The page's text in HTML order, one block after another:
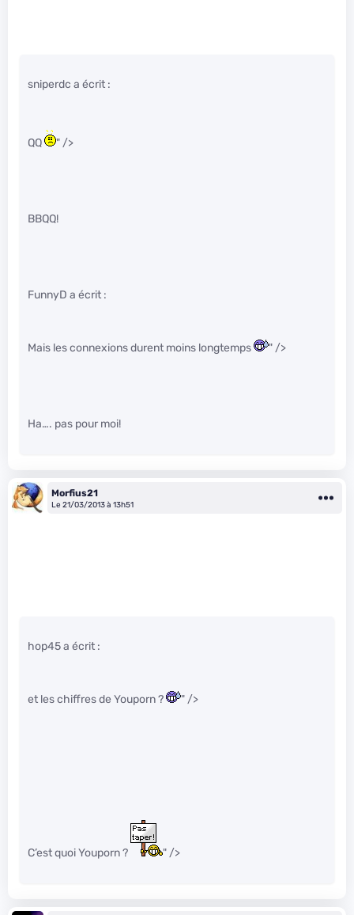
sniperdc a écrit :
QQ " />
BBQQ!
FunnyD a écrit :
Mais les connexions durent moins longtemps " />
Ha…. pas pour moi!
Morfius21
Le 21/03/2013 à 13h51
hop45 a écrit :
et les chiffres de Youporn ? " />
C’est quoi Youporn ? " />